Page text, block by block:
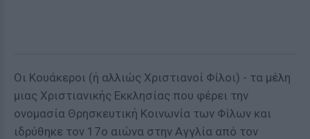
Οι Κουάκεροι (ή αλλιώς Χριστιανοί Φίλοι) - τα μέλη
μιας Χριστιανικής Εκκλησίας που φέρει την
ονομασία Θρησκευτική Κοινωνία των Φίλων και
ιδρύθηκε τον 17ο αιώνα στην Αγγλία από τον